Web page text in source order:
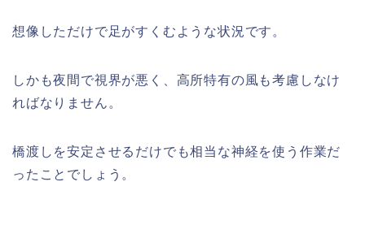
想像しただけで足がすくむような状況です。
しかも夜間で視界が悪く、高所特有の風も考慮しなけ
ればなりません。
橋渡しを安定させるだけでも相当な神経を使う作業だ
ったことでしょう。